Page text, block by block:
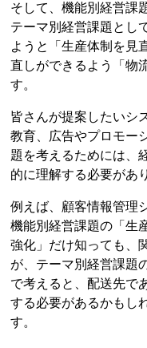
そして、機能別経営課
テーマ別経営課題とし
ようと「生産体制を見
直しができるよう「物
す。
皆さんが提案したいシ
教育、広告やプロモ
題を考えるためには、
的に理解する必要があ
例えば、顧客情報管理
機能別経営課題の「生
強化」だけ知っても、
が、テーマ別経営課題
で考えると、配送先で
する必要があるかもし
す。